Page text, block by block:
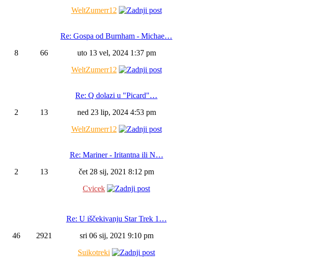
WeltZumerr12
8 66
Re: Gospa od Burnham - Michae…
uto 13 vel, 2024 1:37 pm
WeltZumerr12
2 13
Re: Q dolazi u "Picard"…
ned 23 lip, 2024 4:53 pm
WeltZumerr12
2 13
Re: Mariner - Iritantna ili N…
čet 28 sij, 2021 8:12 pm
Cvicek
46 2921
Re: U iščekivanju Star Trek 1…
sri 06 sij, 2021 9:10 pm
Suikotreki